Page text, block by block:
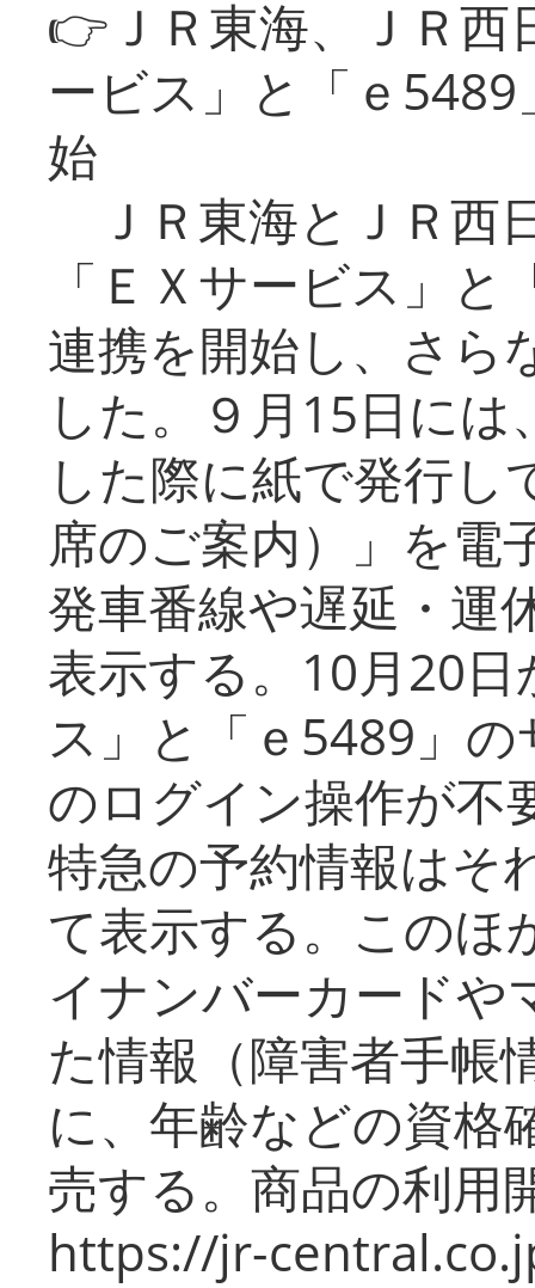
👉ＪＲ東海、ＪＲ
ービス」と「ｅ
始
ＪＲ東海とＪＲ西
「ＥＸサービス」
連携を開始し、さら
した。９月15日に
した際に紙で発行し
席のご案内）」を電
発車番線や遅延・運
表示する。10月20
ス」と「ｅ5489」
のログイン操作が不
特急の予約情報はそ
て表示する。このほ
イナンバーカードや
た情報（障害者手帳
に、年齢などの資格
売する。商品の利用
https://jr-